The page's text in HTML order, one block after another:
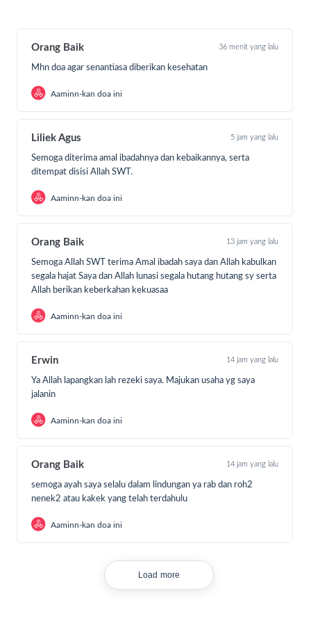
Namun, nasib berkata lain untuk adik-adik kita di pesantren
pelosok Indonesia. Santri-santri penghafal Al-Quran ini
Quran dengan ala kadarnya. Al-Quran yang mereka miliki
sudah sangat usang, robek, dan halamannya mengelupas.
gerakan Berbagi Al Quran untuk anak-anak dan para santri
penghafal Al Quran di pedalaman di seluruh wilayah
Orang Baik 36 menit yang lalu
Mhn doa agar senantiasa diberikan kesehatan
Aaminn-kan doa ini
Liliek Agus 5 jam yang lalu
Semoga diterima amal ibadahnya dan kebaikannya, serta
ditempat disisi Allah SWT.
Aaminn-kan doa ini
Orang Baik 13 jam yang lalu
Semoga Allah SWT terima Amal ibadah saya dan Allah kabulkan
segala hajat Saya dan Allah lunasi segala hutang hutang sy serta
Allah berikan keberkahan kekuasaa
Aaminn-kan doa ini
Erwin 14 jam yang lalu
Ya Allah lapangkan lah rezeki saya. Majukan usaha yg saya
jalanin
Aaminn-kan doa ini
Orang Baik 14 jam yang lalu
semoga ayah saya selalu dalam lindungan ya rab dan roh2
nenek2 atau kakek yang telah terdahulu
Aaminn-kan doa ini
Load more